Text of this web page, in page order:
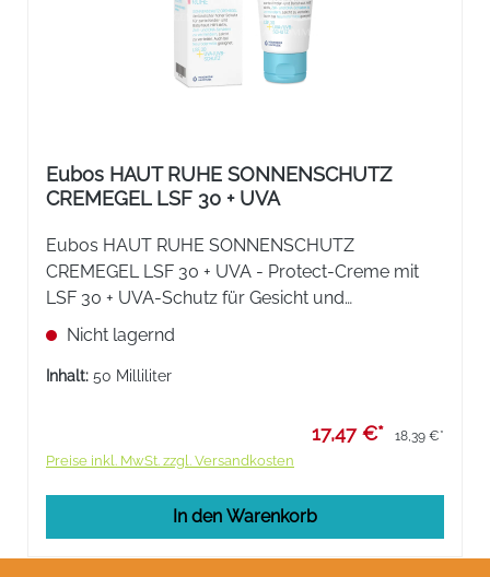
Eubos HAUT RUHE SONNENSCHUTZ
CREMEGEL LSF 30 + UVA
Eubos HAUT RUHE SONNENSCHUTZ
CREMEGEL LSF 30 + UVA - Protect-Creme mit
LSF 30 + UVA-Schutz für Gesicht und
unbedeckte Körperstellen.
Nicht lagernd
Inhalt: 50 Milliliter
17,47 €* 18,39 €*
Preise inkl. MwSt. zzgl. Versandkosten
In den Warenkorb